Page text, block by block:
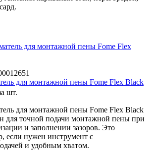
для монтажной пены Fome Flex Black
шт.
для монтажной пены Fome Flex Black
для точной подачи монтажной пены при
и заполнении зазоров. Это
если нужен инструмент с
и удобным хватом.